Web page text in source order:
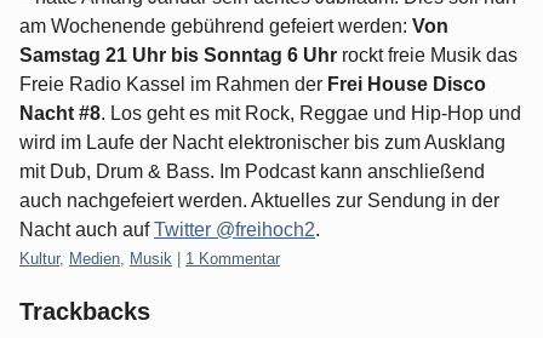
am Wochenende gebührend gefeiert werden: Von
Samstag 21 Uhr bis Sonntag 6 Uhr rockt freie Musik das
Freie Radio Kassel im Rahmen der Frei House Disco
Nacht #8. Los geht es mit Rock, Reggae und Hip-Hop und
wird im Laufe der Nacht elektronischer bis zum Ausklang
mit Dub, Drum & Bass. Im Podcast kann anschließend
auch nachgefeiert werden. Aktuelles zur Sendung in der
Nacht auch aufTwitter @freihoch2.
Kategorien:
Kultur, Medien Musik 1 Kommentar
Trackbacks